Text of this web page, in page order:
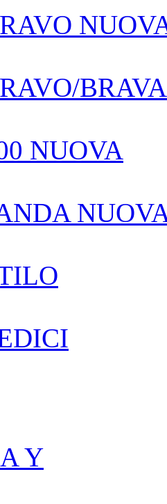
BRAVA
NUOVA
Y